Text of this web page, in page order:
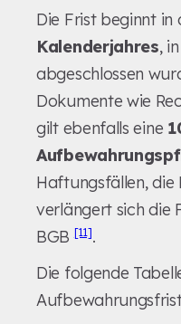
Die Frist beginnt in
Kalenderjahres,
abgeschlossen
Dokumente wie
gilt ebenfalls eine
Haftungsfällen,
verlängert sich die
BGB[11].
Die folgende